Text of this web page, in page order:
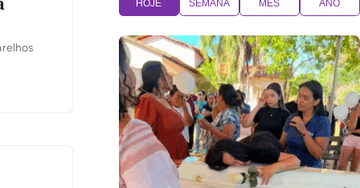
HOJE SEMANA MÊS ANO